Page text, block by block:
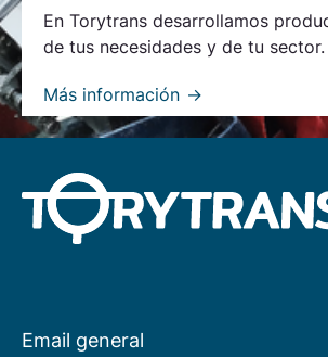
En Torytrans desarrollamos
de tus necesidades y de tu sector.
Más información
Acerca de nosotros
Email general